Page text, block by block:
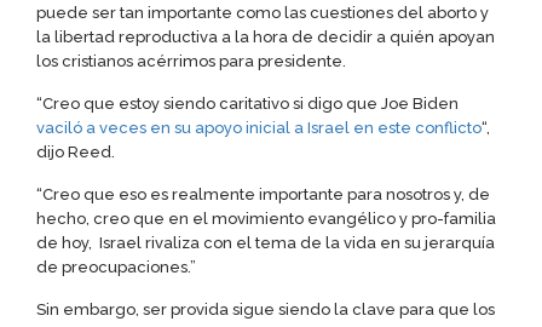
puede ser tan importante como las cuestiones del aborto y
la libertad reproductiva a la hora de decidir a quién apoyan
los cristianos acérrimos para presidente.
“Creo que estoy siendo caritativo si digo que Joe Biden
vaciló a veces en su apoyo inicial a Israel en este conflicto“,
dijo Reed.
“Creo que eso es realmente importante para nosotros y, de
hecho, creo que en el movimiento evangélico y pro-familia
de hoy, Israel rivaliza con el tema de la vida en su jerarquía
de preocupaciones.”
Sin embargo, ser provida sigue siendo la clave para que los